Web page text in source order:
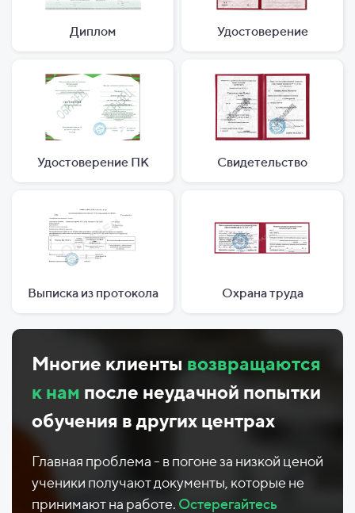
Диплом Удостоверение
Удостоверение ПК Свидетельство
Выписка из протокола Охрана труда
Многие клиенты возвращаются
к нам после неудачной попытки
обучения в других центрах
Главная проблема - в погоне за низкой ценой
ученики получают документы, которые не
принимают на работе. Остерегайтесь